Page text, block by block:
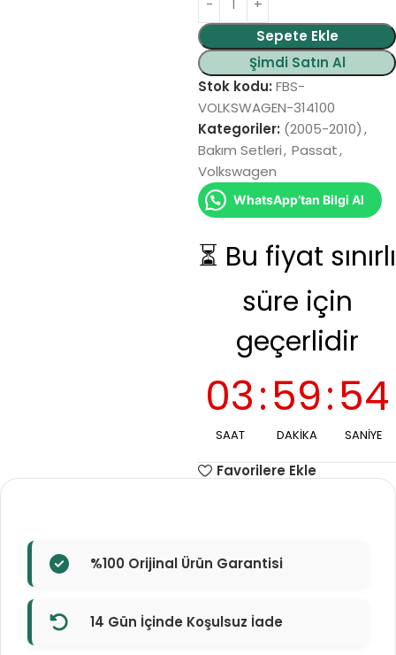
Sepete Ekle
Şimdi Satın Al
Stok kodu: FBS-
VOLKSWAGEN-314100
Kategoriler: (2005-2010),
Bakım Setleri, Passat,
Volkswagen
WhatsApp’tan Bilgi Al
⏳ Bu fiyat sınırlı
süre için
geçerlidir
03
SAAT
:59
DAKIKA
:53
SANIYE
Favorilere Ekle
%100 Orijinal Ürün Garantisi
14 Gün İçinde Koşulsuz İade